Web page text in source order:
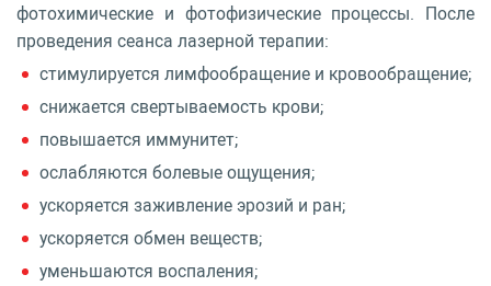
фотохимические и фотофизические процессы. После
проведения сеанса лазерной терапии:
стимулируется лимфообращение и кровообращение;
снижается свертываемость крови;
повышается иммунитет;
ослабляются болевые ощущения;
ускоряется заживление эрозий и ран;
ускоряется обмен веществ;
уменьшаются воспаления;